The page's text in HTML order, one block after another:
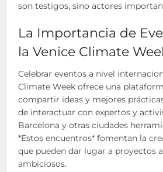
son testigos, sino actores
La Importancia de
la Venice Climate
Celebrar eventos a nivel
Climate Week ofrece una
compartir ideas y mejores
de interactuar con expertos y
Barcelona y otras ciudades
*Estos encuentros* fomentan la
que pueden dar lugar a proyectos
ambiciosos.